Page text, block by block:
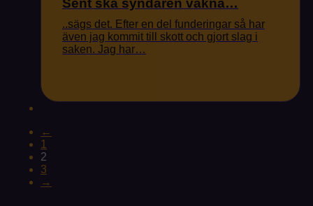
Sent ska syndaren vakna…
..sägs det. Efter en del funderingar så har
även jag kommit till skott och gjort slag i
saken. Jag har…
←
1
2
3
→